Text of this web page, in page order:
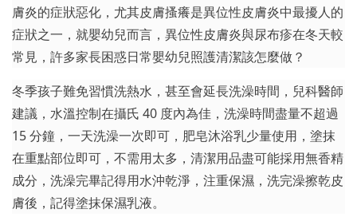
膚炎的症狀惡化，尤其皮膚搔癢是異位性皮膚炎中最擾人的
症狀之一，就嬰幼兒而言，異位性皮膚炎與尿布疹在冬天較
常見，許多家長困惑日常嬰幼兒照護清潔該怎麼做？
冬季孩子難免習慣洗熱水，甚至會延長洗澡時間，兒科醫師
建議，水溫控制在攝氏 40 度內為佳，洗澡時間盡量不超過
15 分鐘，一天洗澡一次即可，肥皂沐浴乳少量使用，塗抹
在重點部位即可，不需用太多，清潔用品盡可能採用無香精
成分，洗澡完畢記得用水沖乾淨，注重保濕，洗完澡擦乾皮
膚後，記得塗抹保濕乳液。